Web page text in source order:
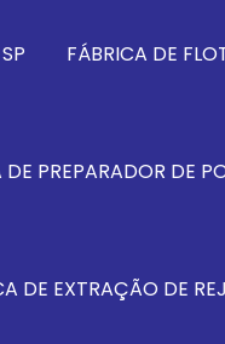
FÁBRICA DE
DE PREPARADOR DE
DE EXTRAÇÃO DE